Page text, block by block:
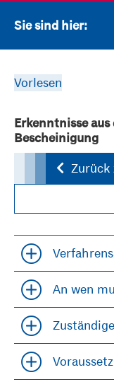
Sie sind hier:
Vorlesen
Erkenntnisse
Bescheinigung
Zurück
Accordion
Accordion
An wen
Accordion
Accordion